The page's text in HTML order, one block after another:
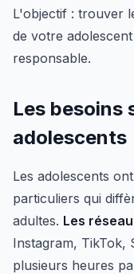
L'objectif : trouver
de votre
responsable.
Les besoins
adolescents
Les adolescents
particuliers qui
adultes. Les
Instagram, TikTok,
plusieurs heures